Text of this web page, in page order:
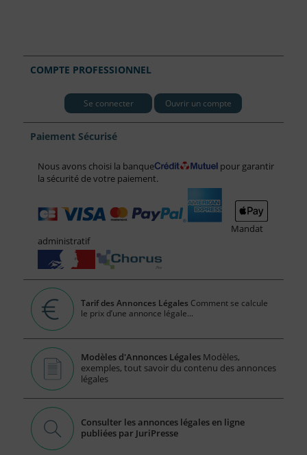
COMPTE PROFESSIONNEL
Se connecter Ouvrir un compte
Paiement Sécurisé
Nous avons choisi la banque
pour garantir
la sécurité de votre paiement.
Mandat
administratif
Tarif des Annonces Légales Comment se calcule
le prix d’une annonce légale...
Modèles d'Annonces Légales Modèles,
exemples, tout savoir du contenu des annonces
légales
Consulter les annonces légales en ligne
publiées par JuriPresse